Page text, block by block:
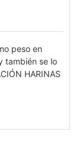
peso en
también se lo
HARINAS